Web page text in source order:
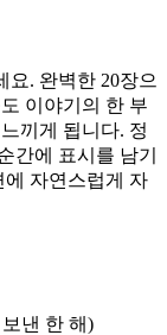
요. 완벽한 20장으
이야기의 한 부
끼게 됩니다. 정
간에 표시를 남기
에 자연스럽게 자
낸 한 해)